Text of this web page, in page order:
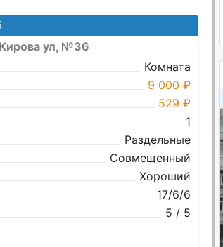
ул, №36
Комната
9 000 ₽
529 ₽
1
Раздельные
Совмещенный
Хороший
17/6/6
5 / 5